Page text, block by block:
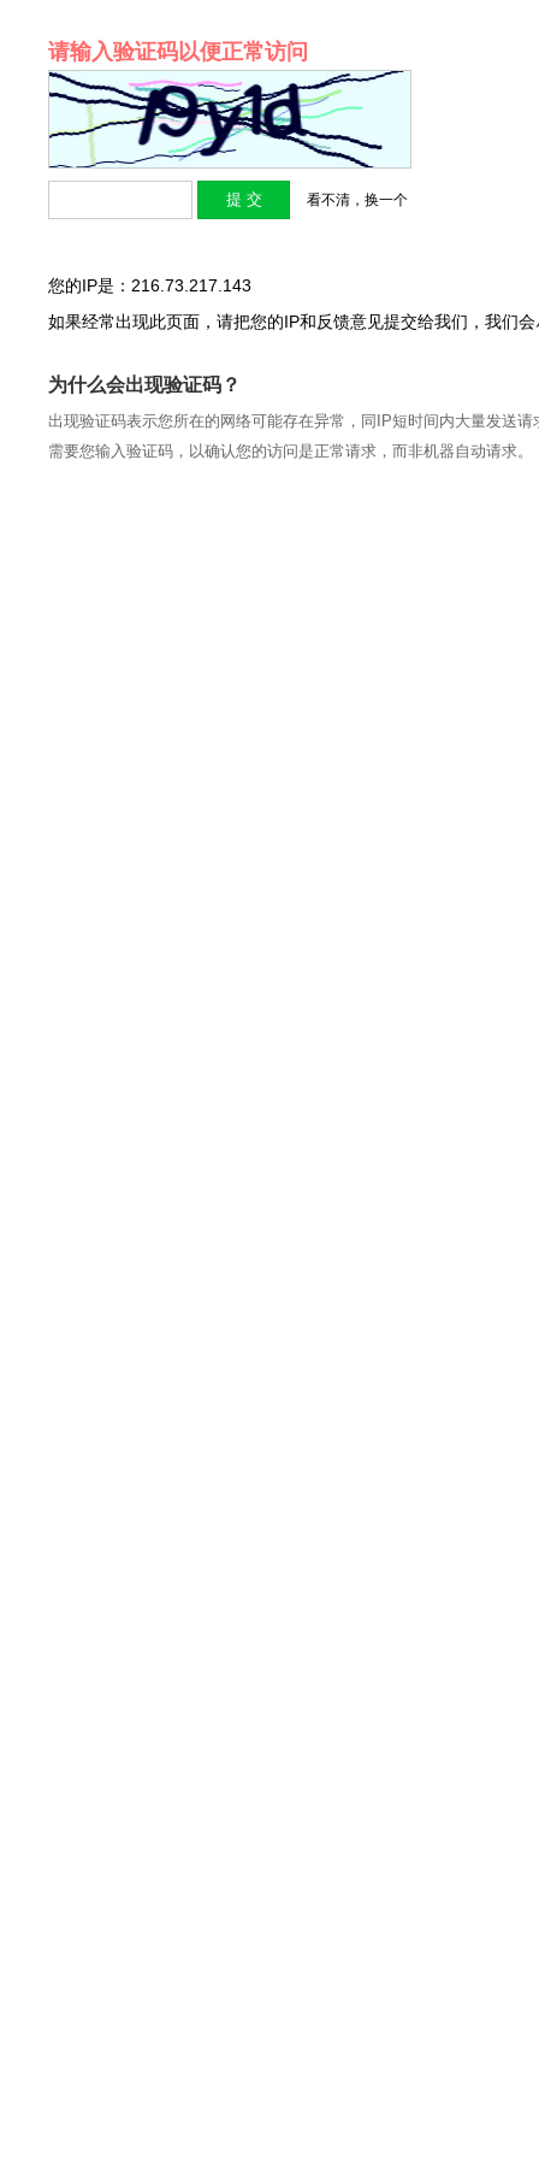
请输入验证码以便正常访问
看不清，换一个
您的IP是：216.73.217.143
如果经常出现此页面，请把您的IP和反馈意见提交给我们，我们
为什么会出现验证码？
出现验证码表示您所在的网络可能存在异常，同IP短时间内大量发送
需要您输入验证码，以确认您的访问是正常请求，而非机器自动请求。